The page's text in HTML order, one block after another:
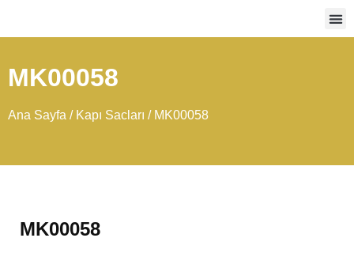
MK00058
Ana Sayfa / Kapı Sacları / MK00058
MK00058